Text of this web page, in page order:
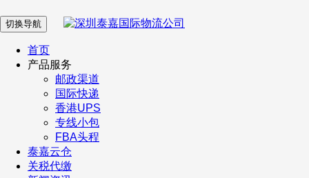
在 线 客 服
企业微信
切换导航
首页
产品服务
邮政渠道
国际快递
香港UPS
专线小包
FBA头程
泰嘉云仓
关税代缴